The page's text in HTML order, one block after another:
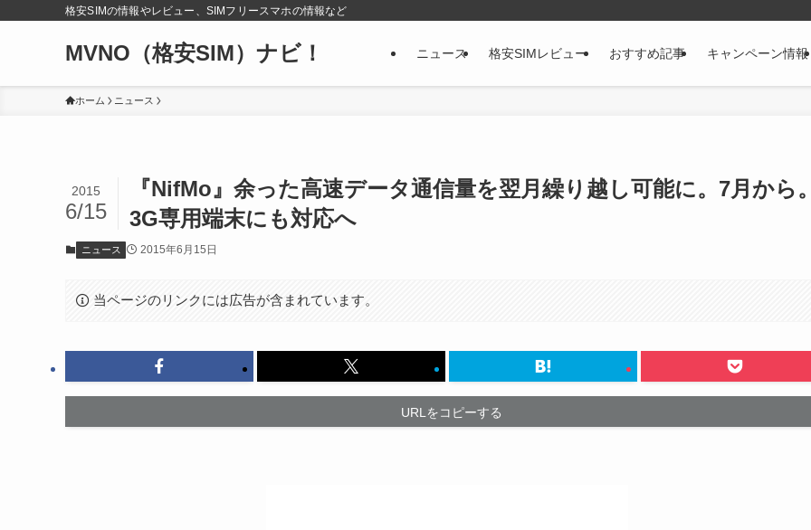
格安SIMの情報やレビュー、SIMフリースマホの情報など
MVNO（格安SIM）ナビ！ ニュース 格安SIMレビュー おすすめ記事 キャンペーン情報
ホーム ニュース
『NifMo』余った高速データ通信量を翌月繰り越し可能に。7月から
3G専用端末にも対応へ
2015
6/15
ニュース 2015年6月15日
当ページのリンクには広告が含まれています。
URLをコピーする